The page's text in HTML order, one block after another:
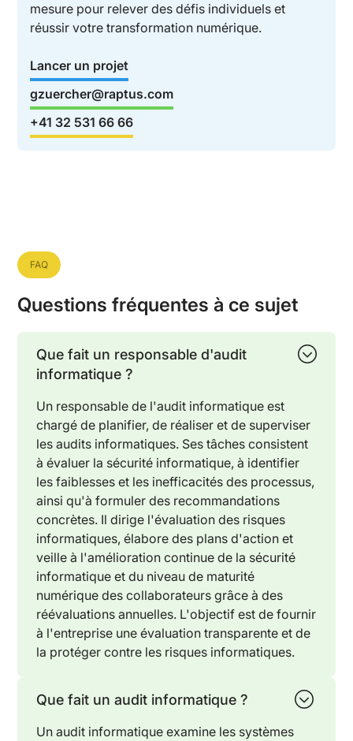
mesure pour relever des défis individuels et
réussir votre transformation numérique.
Lancer un projet
gzuercher@raptus.com
+41 32 531 66 66
FAQ
Questions fréquentes à ce sujet
Que fait un responsable d'audit
informatique ?
Un responsable de l'audit informatique est
chargé de planifier, de réaliser et de superviser
les audits informatiques. Ses tâches consistent
à évaluer la sécurité informatique, à identifier
les faiblesses et les inefficacités des processus,
ainsi qu'à formuler des recommandations
concrètes. Il dirige l'évaluation des risques
informatiques, élabore des plans d'action et
veille à l'amélioration continue de la sécurité
informatique et du niveau de maturité
numérique des collaborateurs grâce à des
réévaluations annuelles. L'objectif est de fournir
à l'entreprise une évaluation transparente et de
la protéger contre les risques informatiques.
Que fait un audit informatique ?
Un audit informatique examine les systèmes